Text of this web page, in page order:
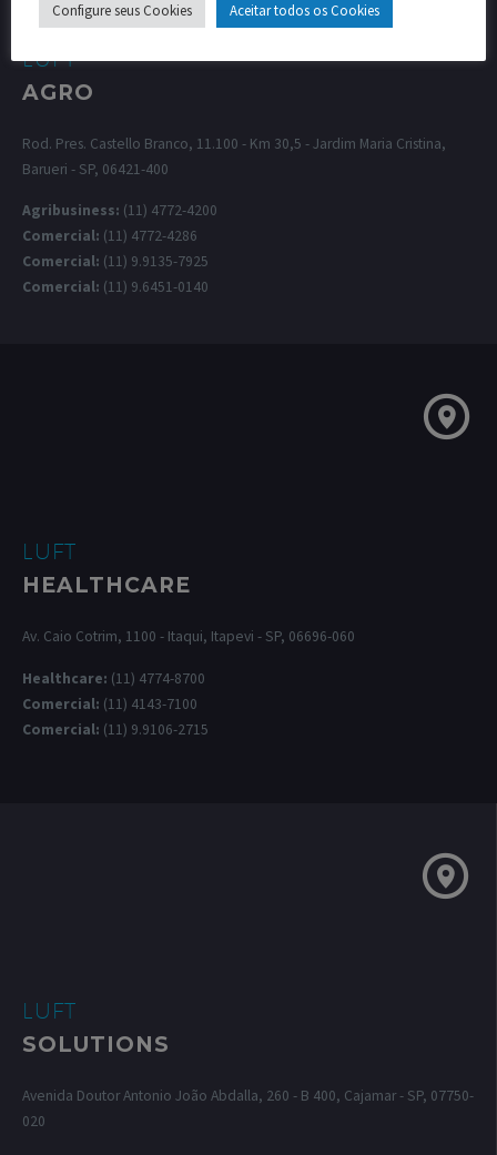
LUFT
AGRO
Rod. Pres. Castello Branco, 11.100 - Km 30,5 - Jardim Maria Cristina,
Barueri - SP, 06421-400
Agribusiness: (11) 4772-4200
Comercial: (11) 4772-4286
Comercial: (11) 9.9135-7925
Comercial: (11) 9.6451-0140
LUFT
HEALTHCARE
Av. Caio Cotrim, 1100 - Itaqui, Itapevi - SP, 06696-060
Healthcare: (11) 4774-8700
Comercial: (11) 4143-7100
Comercial: (11) 9.9106-2715
LUFT
SOLUTIONS
Avenida Doutor Antonio João Abdalla, 260 - B 400, Cajamar - SP, 07750-
020
Configure seus Cookies Aceitar todos os Cookies